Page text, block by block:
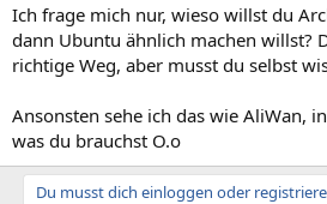
Ich frage mich nur, wieso willst du
dann Ubuntu ähnlich machen willst?
richtige Weg, aber musst du selbst
Ansonsten sehe ich das wie AliWan,
was du brauchst O.o
Du musst dich einloggen oder